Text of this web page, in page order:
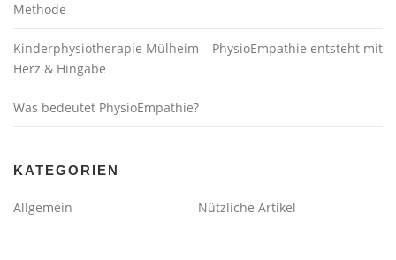
Methode
Kinderphysiotherapie Mülheim – PhysioEmpathie entsteht mit
Herz & Hingabe
Was bedeutet PhysioEmpathie?
KATEGORIEN
Allgemein Nützliche Artikel